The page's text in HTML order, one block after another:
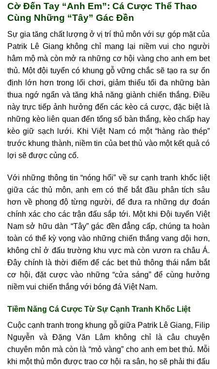
Cờ Đến Tay “Anh Em”: Cá Cược Thể Thao
Cùng Những “Tây” Gác Đền
Sự gia tăng chất lượng ở vị trí thủ môn với sự góp mặt của
Patrik Lê Giang không chỉ mang lại niềm vui cho người
hâm mộ mà còn mở ra những cơ hội vàng cho anh em bet
thủ. Một đội tuyển có khung gỗ vững chắc sẽ tạo ra sự ổn
định lớn hơn trong lối chơi, giảm thiểu tối đa những bàn
thua ngớ ngẩn và tăng khả năng giành chiến thắng. Điều
này trực tiếp ảnh hưởng đến các kèo cá cược, đặc biệt là
những kèo liên quan đến tổng số bàn thắng, kèo chấp hay
kèo giữ sạch lưới. Khi Việt Nam có một “hàng rào thép”
trước khung thành, niềm tin của bet thủ vào một kết quả có
lợi sẽ được củng cố.
Với những thông tin “nóng hổi” về sự cạnh tranh khốc liệt
giữa các thủ môn, anh em có thể bắt đầu phân tích sâu
hơn về phong độ từng người, để đưa ra những dự đoán
chính xác cho các trận đấu sắp tới. Một khi Đội tuyển Việt
Nam sở hữu dàn “Tây” gác đền đẳng cấp, chúng ta hoàn
toàn có thể kỳ vọng vào những chiến thắng vang dội hơn,
không chỉ ở đấu trường khu vực mà còn vươn ra châu Á.
Đây chính là thời điểm để các bet thủ thông thái nắm bắt
cơ hội, đặt cược vào những “cửa sáng” để cùng hưởng
niềm vui chiến thắng với bóng đá Việt Nam.
Tiềm Năng Cá Cược Từ Sự Cạnh Tranh Khốc Liệt
Cuộc cạnh tranh trong khung gỗ giữa Patrik Lê Giang, Filip
Nguyễn và Đặng Văn Lâm không chỉ là câu chuyện
chuyên môn mà còn là “mỏ vàng” cho anh em bet thủ. Mỗi
khi một thủ môn được trao cơ hội ra sân, họ sẽ phải thi đấu